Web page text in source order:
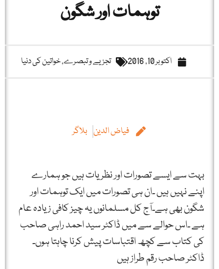
توہمات اور شگون
اکتوبر 10, 2016 تجزیے و تبصرے,خواتین کی دنیا
فیاض الدین بلاگر
بہت سے ایسے تصورات اور نظریات ہیں جو ہمارے
اپنے نہیں ہیں ۔ان ہی تصورات میں ایک توہمات اور
شگون بھی ہے۔آج کل مسلمانوں یہ چیز کافی زیادہ عام
ہے ۔اس حوالے سے میں ڈاکٹر سید احمد راہی صاحب
کی کتاب سے کچھ اقتباسات پیش کرنا چاہتا ہوں۔
ڈاکٹر صاحب رقم طراز ہیں